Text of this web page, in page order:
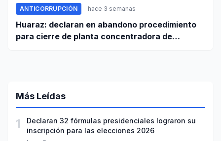
ANTICORRUPCIÓN hace 3 semanas
Huaraz: declaran en abandono procedimiento
para cierre de planta concentradora de
Más Leídas
1
Declaran 32 fórmulas presidenciales lograron su
inscripción para las elecciones 2026